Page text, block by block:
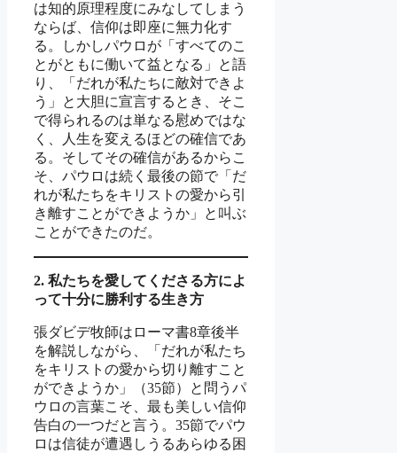
は知的原理程度にみなしてしまう
ならば、信仰は即座に無力化す
る。しかしパウロが「すべてのこ
とがともに働いて益となる」と語
り、「だれが私たちに敵対できよ
う」と大胆に宣言するとき、そこ
で得られるのは単なる慰めではな
く、人生を変えるほどの確信であ
る。そしてその確信があるからこ
そ、パウロは続く最後の節で「だ
れが私たちをキリストの愛から引
き離すことができようか」と叫ぶ
ことができたのだ。
2. 私たちを愛してくださる方によ
って十分に勝利する生き方
張ダビデ牧師はローマ書8章後半
を解説しながら、「だれが私たち
をキリストの愛から切り離すこと
ができようか」（35節）と問うパ
ウロの言葉こそ、最も美しい信仰
告白の一つだと言う。35節でパウ
ロは信徒が遭遇しうるあらゆる困